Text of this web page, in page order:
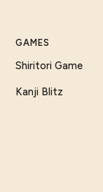
GAMES
Shiritori Game
Kanji Blitz